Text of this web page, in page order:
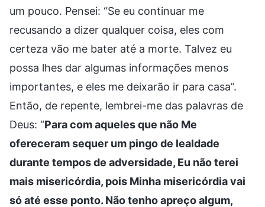
um pouco. Pensei: “Se eu continuar me
recusando a dizer qualquer coisa, eles com
certeza vão me bater até a morte. Talvez eu
possa lhes dar algumas informações menos
importantes, e eles me deixarão ir para casa”.
Então, de repente, lembrei-me das palavras de
Deus: “Para com aqueles que não Me
ofereceram sequer um pingo de lealdade
durante tempos de adversidade, Eu não terei
mais misericórdia, pois Minha misericórdia vai
só até esse ponto. Não tenho apreço algum,